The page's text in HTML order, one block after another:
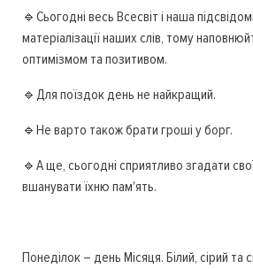
🔹Сьогодні весь Всесвіт і наша
матеріалізації наших слів, тому
оптимізмом та позитивом.
🔹Для поїздок день не найкращий.
🔹Не варто також брати гроші у борг.
🔹А ще, сьогодні сприятливо згадати
вшанувати їхню пам'ять.
Понеділок – день Місяця. Білий, сірий та